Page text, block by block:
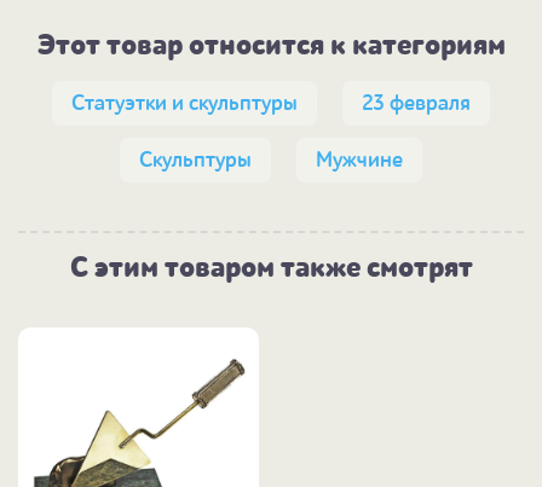
Этот товар относится к категориям
Статуэтки и скульптуры 23 февраля
Скульптуры Мужчине
С этим товаром также смотрят